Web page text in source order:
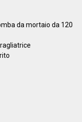
da mortaio da 120